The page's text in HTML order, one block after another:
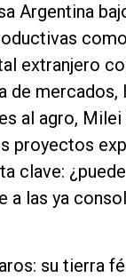
Argentina
extranjero
de
al agro, Milei
proyectos
clave:
a las ya
su tierra